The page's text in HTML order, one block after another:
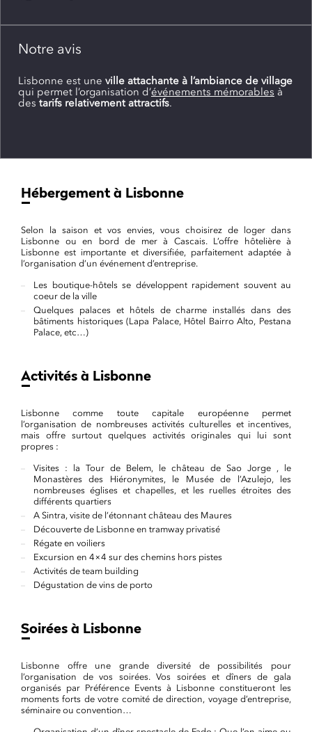
Notre avis
Lisbonne est une ville attachante à l’ambiance de village
qui permet l’organisation d’événements mémorables à
des tarifs relativement attractifs.
Hébergement à Lisbonne
Selon la saison et vos envies, vous choisirez de loger dans
Lisbonne ou en bord de mer à Cascais. L’offre hôtelière à
Lisbonne est importante et diversifiée, parfaitement adaptée à
l’organisation d’un événement d’entreprise.
Les boutique-hôtels se développent rapidement souvent au
coeur de la ville
Quelques palaces et hôtels de charme installés dans des
bâtiments historiques (Lapa Palace, Hôtel Bairro Alto, Pestana
Palace, etc…)
Activités à Lisbonne
Lisbonne comme toute capitale européenne permet
l’organisation de nombreuses activités culturelles et incentives,
mais offre surtout quelques activités originales qui lui sont
propres :
Visites : la Tour de Belem, le château de Sao Jorge , le
Monastères des Hiéronymites, le Musée de l’Azulejo, les
nombreuses églises et chapelles, et les ruelles étroites des
différents quartiers
A Sintra, visite de l’étonnant château des Maures
Découverte de Lisbonne en tramway privatisé
Régate en voiliers
Excursion en 4×4 sur des chemins hors pistes
Activités de team building
Dégustation de vins de porto
Soirées à Lisbonne
Lisbonne offre une grande diversité de possibilités pour
l’organisation de vos soirées. Vos soirées et dîners de gala
organisés par Préférence Events à Lisbonne constitueront les
moments forts de votre comité de direction, voyage d’entreprise,
séminaire ou convention…